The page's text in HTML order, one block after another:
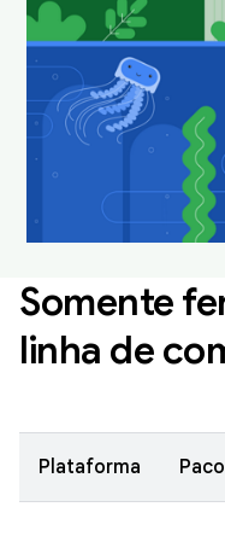
Faça o download e
para deixar sua
atualizada.
Somente
linha de
Plataforma